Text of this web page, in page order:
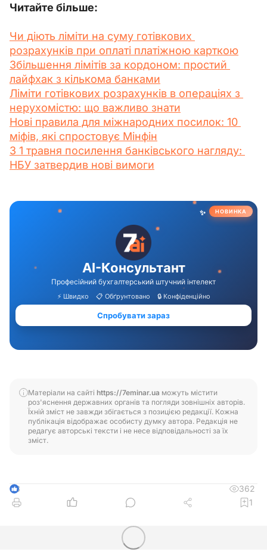
Читайте більше:
Чи діють ліміти на суму готівкових
розрахунків при оплаті платіжною карткою
Збільшення лімітів за кордоном: простий
лайфхак з кількома банками
Ліміти готівкових розрахунків в операціях з
нерухомістю: що важливо знати
Нові правила для міжнародних посилок: 10
міфів, які спростовує Мінфін
З 1 травня посилення банківського нагляду:
НБУ затвердив нові вимоги
Матеріали на сайті https://7eminar.ua можуть містити
роз'яснення державних органів та погляди зовнішніх авторів.
Їхній зміст не завжди збігається з позицією редакції. Кожна
публікація відображає особисту думку автора. Редакція не
редагує авторські тексти і не несе відповідальності за їх
зміст.
3
362
1